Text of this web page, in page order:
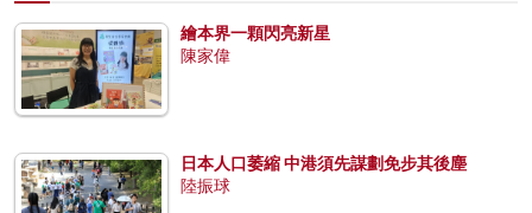
繪本界一顆閃亮新星
陳家偉
日本人口萎縮 中港須先謀劃免步其後塵
陸振球